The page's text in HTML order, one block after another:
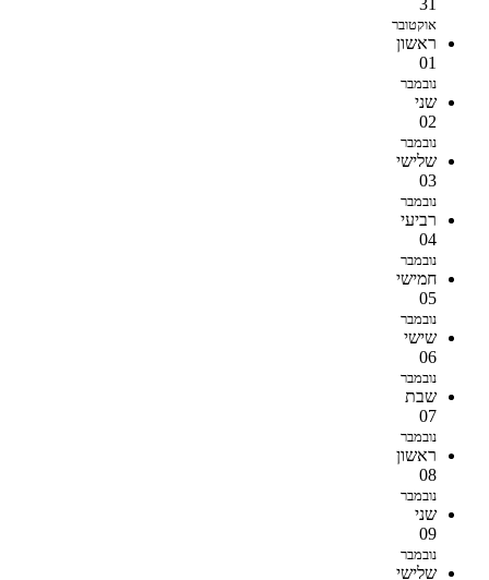
31
אוקטובר
ראשון
01
נובמבר
שני
02
נובמבר
שלישי
03
נובמבר
רביעי
04
נובמבר
חמישי
05
נובמבר
שישי
06
נובמבר
שבת
07
נובמבר
ראשון
08
נובמבר
שני
09
נובמבר
שלישי